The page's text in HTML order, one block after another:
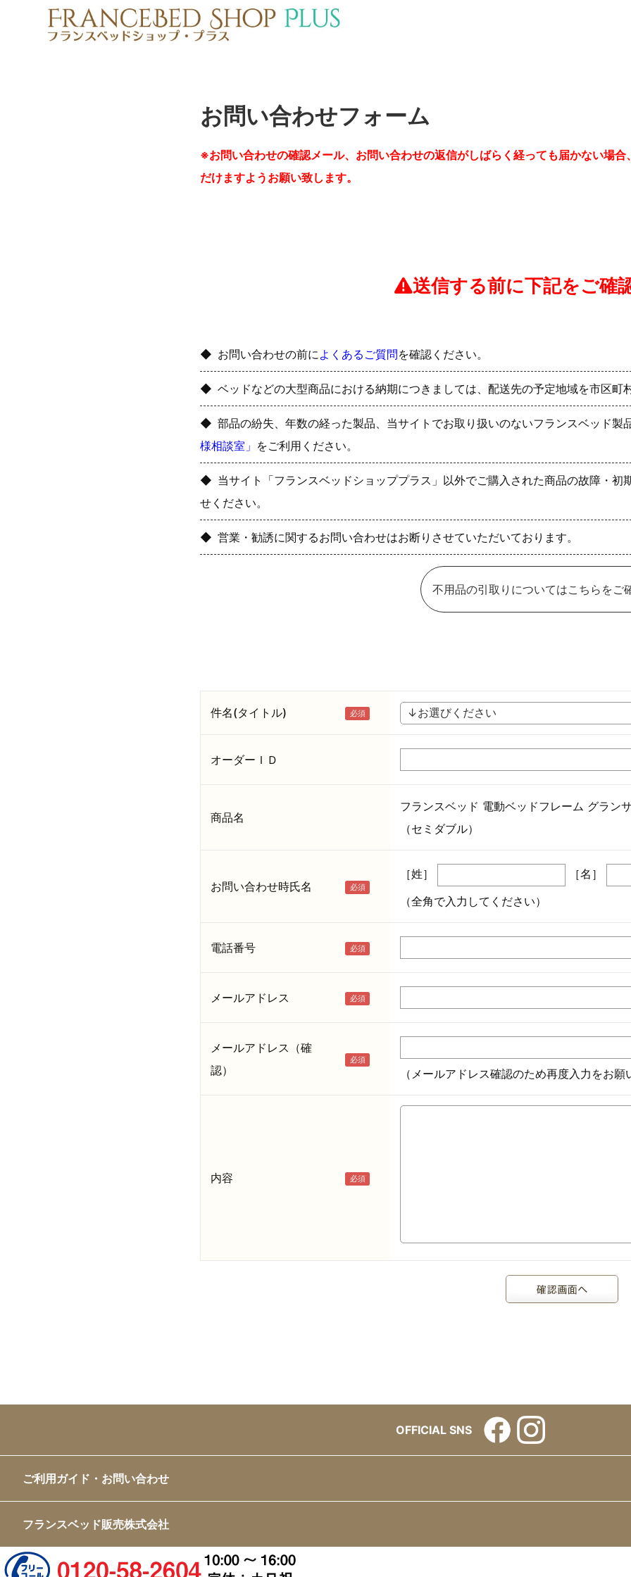
お問い合わせフォーム
※お問い合わせの確認メール、お問い合わせの返信がしばらく経っても届かない場
だけますようお願い致します。
送信する前に下記をご確
お問い合わせの前に よくあるご質問を確認ください。
ベッドなどの大型商品における納期につきましては、配送先の予定地域を市区町
部品の紛失、年数の経った製品、当サイトでお取り扱いのないフランスベッド製
様相談室」 をご利用ください。
当サイト「フランスベッドショッププラス」以外でご購入された商品の故障・
せください。
営業・勧誘に関するお問い合わせはお断りさせていただいております。
不用品の引取りについてはこちらをご
件名(タイトル)
オーダーＩＤ
商品名
フランスベッド 電動ベッドフレーム グラ
（セミダブル）
お問い合わせ時氏名
［姓］
［名］
（全角で入力してください）
電話番号
メールアドレス
メールアドレス（確
認）
（メールアドレス確認のため再度入力をお願
内容
OFFICIAL SNS
ご利用ガイド・お問い合わせ
フランスベッド販売株式会社